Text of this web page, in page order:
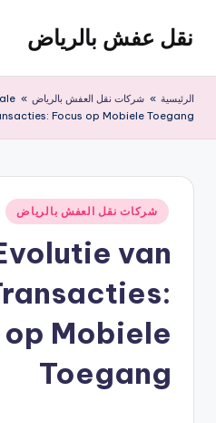
التجاوز
المحتوى
نقل عفش بالرياض
عفش
ريال
الرئيسية » شركات نقل العفش بالرياض »
Focus op Mobiele Toegang
نُشر
في
شركات نقل العفش بالرياض
van
op Mobiele
Toegang